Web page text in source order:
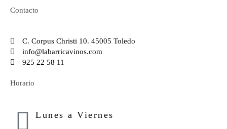
Contacto
C. Corpus Christi 10. 45005 Toledo
info@labarricavinos.com
925 22 58 11
Horario
Lunes a Viernes